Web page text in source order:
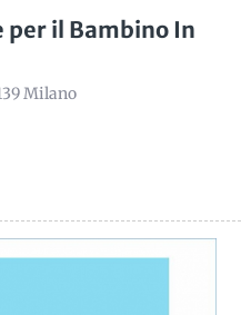
per il Bambino In
Milano